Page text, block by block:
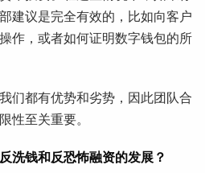
建议是完全有效的，比如向客户
作，或者如何证明数字钱包的所
们都有优势和劣势，因此团队合
性至关重要。
洗钱和反恐怖融资的发展？